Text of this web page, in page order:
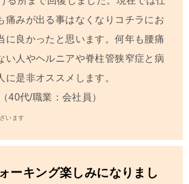
痛みが出る事はなくなりコチラにお
に良かったと思います。何年も腰痛
い人やヘルニアや脊柱管狭窄症と病
に是非オススメします。
40代/職業：会社員）
います
ーキング楽しみになりまし